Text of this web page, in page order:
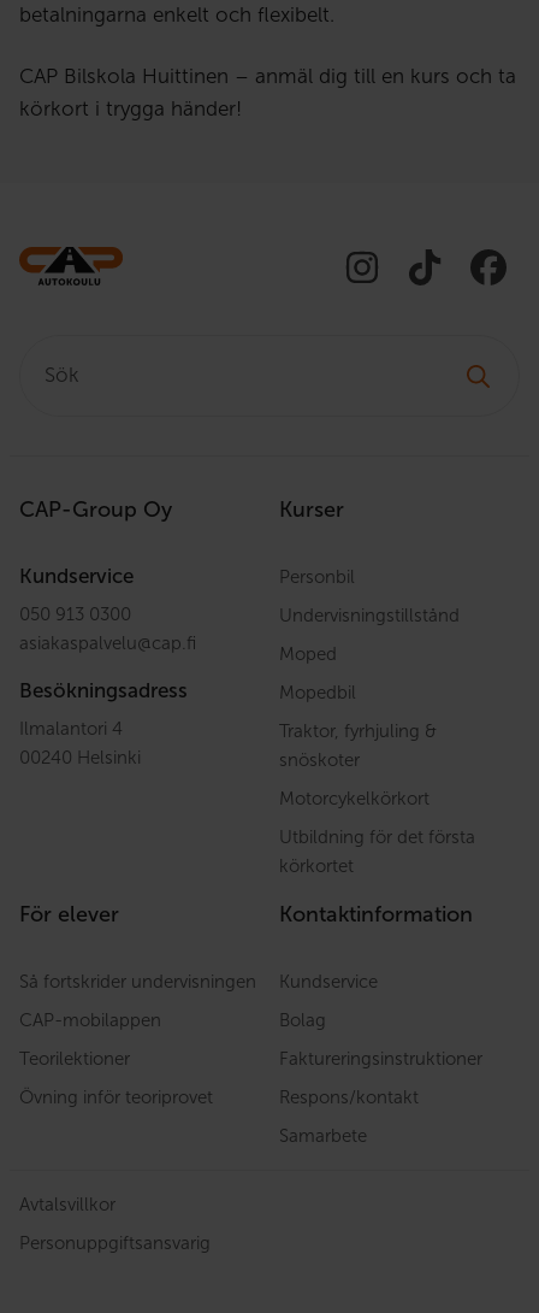
betalningarna enkelt och flexibelt.
CAP Bilskola Huittinen – anmäl dig till en kurs och ta
körkort i trygga händer!
CAP-Group Oy
Kundservice
050 913 0300
asiakaspalvelu@cap.fi
Besökningsadress
Ilmalantori 4
00240 Helsinki
Kurser
Personbil
Undervisningstillstånd
Moped
Mopedbil
Traktor, fyrhjuling &
snöskoter
Motorcykelkörkort
Utbildning för det första
körkortet
För elever
Så fortskrider undervisningen
CAP-mobilappen
Teorilektioner
Övning inför teoriprovet
Kontaktinformation
Kundservice
Bolag
Faktureringsinstruktioner
Respons/kontakt
Samarbete
Avtalsvillkor
Personuppgiftsansvarig